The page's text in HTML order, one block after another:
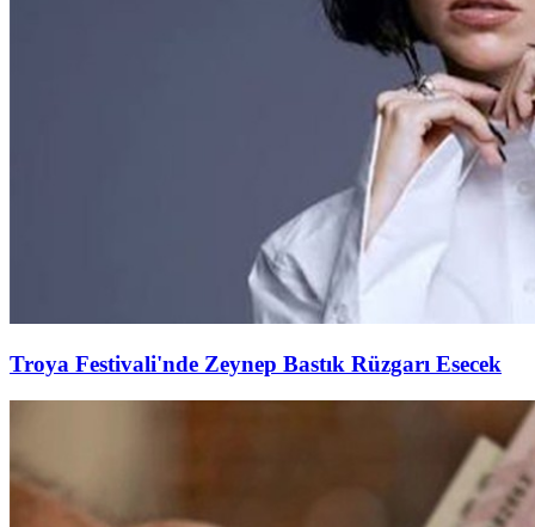
Troya Festivali'nde Zeynep Bastık Rüzgarı Esecek